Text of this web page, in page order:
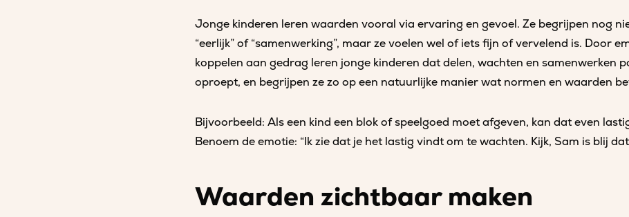
Jonge kinderen leren waarden vooral via ervaring en gevoel. Ze begrijpen nog
“eerlijk” of “samenwerking”, maar ze voelen wel of iets fijn of vervelend is. Door
koppelen aan gedrag leren jonge kinderen dat delen, wachten en samenwerken
oproept, en begrijpen ze zo op een natuurlijke manier wat normen en waarden
Bijvoorbeeld: Als een kind een blok of speelgoed moet afgeven, kan dat even
Benoem de emotie: “Ik zie dat je het lastig vindt om te wachten. Kijk, Sam is blij
Waarden zichtbaar maken